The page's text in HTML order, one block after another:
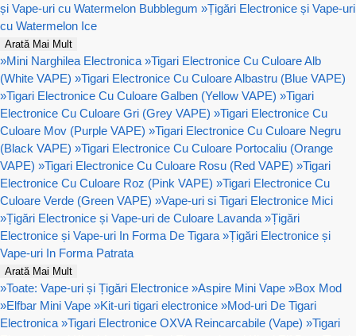
și Vape-uri cu Watermelon Bubblegum »Țigări Electronice și Vape-uri
cu Watermelon Ice
Arată Mai Mult
»Mini Narghilea Electronica »Tigari Electronice Cu Culoare Alb
(White VAPE) »Tigari Electronice Cu Culoare Albastru (Blue VAPE)
»Tigari Electronice Cu Culoare Galben (Yellow VAPE) »Tigari
Electronice Cu Culoare Gri (Grey VAPE) »Tigari Electronice Cu
Culoare Mov (Purple VAPE) »Tigari Electronice Cu Culoare Negru
(Black VAPE) »Tigari Electronice Cu Culoare Portocaliu (Orange
VAPE) »Tigari Electronice Cu Culoare Rosu (Red VAPE) »Tigari
Electronice Cu Culoare Roz (Pink VAPE) »Tigari Electronice Cu
Culoare Verde (Green VAPE) »Vape-uri si Tigari Electronice Mici
»Țigări Electronice și Vape-uri de Culoare Lavanda »Țigări
Electronice și Vape-uri In Forma De Tigara »Țigări Electronice și
Vape-uri In Forma Patrata
Arată Mai Mult
»Toate: Vape-uri și Țigări Electronice »Aspire Mini Vape »Box Mod
»Elfbar Mini Vape »Kit-uri tigari electronice »Mod-uri De Tigari
Electronica »Tigari Electronice OXVA Reincarcabile (Vape) »Tigari